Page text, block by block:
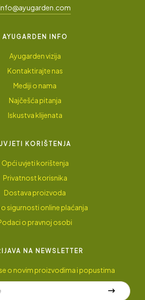
AYUGARDEN INFO
Ayugarden vizija
Kontaktirajte nas
Mediji o nama
Najčešća pitanja
Iskustva klijenata
KORIŠTENJA
Opći uvjeti korištenja
Privatnost korisnika
Dostava proizvoda
o sigurnosti online plaćanja
o pravnoj osobi
NA NEWSLETTER
o novim proizvodima i popustima